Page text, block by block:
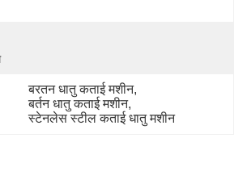
बरतन धातु कताई मशीन,
बर्तन धातु कताई मशीन,
स्टेनलेस स्टील कताई धातु मशीन